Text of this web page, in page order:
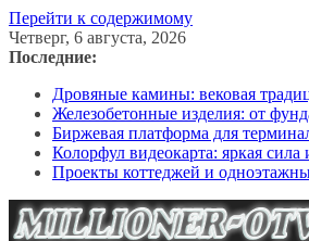
Перейти к содержимому
Четверг, 6 августа, 2026
Последние:
Дровяные камины: вековая
Железобетонные изделия: от
Биржевая платформа для
Колорфул видеокарта: яркая сила
Проекты коттеджей и